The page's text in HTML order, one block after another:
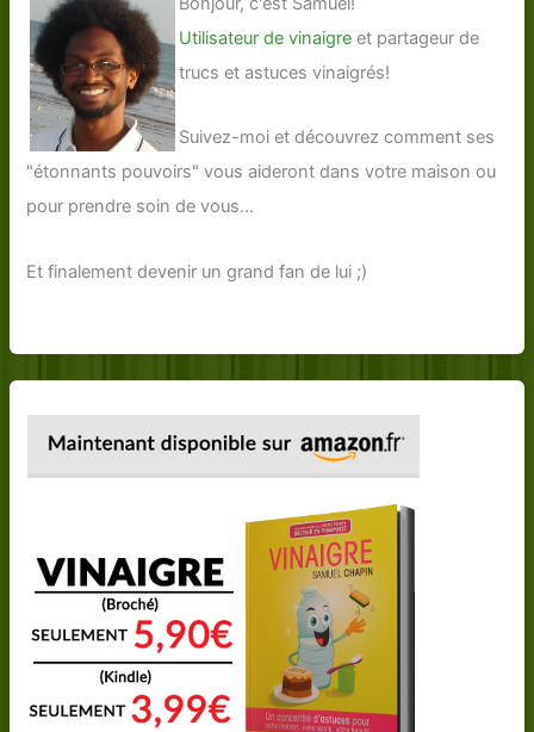
Utilisateur de vinaigre et partageur de
trucs et astuces vinaigrés!
Suivez-moi et découvrez comment ses
"étonnants pouvoirs" vous aideront dans votre maison ou
pour prendre soin de vous...
Et finalement devenir un grand fan de lui ;)